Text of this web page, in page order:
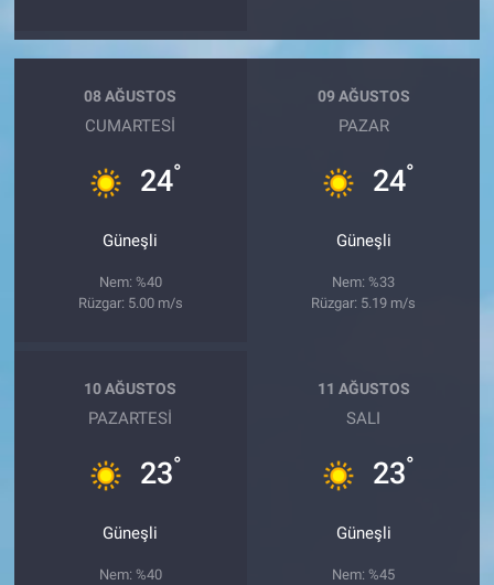
08 AĞUSTOS
CUMARTESI
24°
Güneşli
Nem: %40
Rüzgar: 5.00 m/s
09 AĞUSTOS
PAZAR
24°
Güneşli
Nem: %33
Rüzgar: 5.19 m/s
10 AĞUSTOS
PAZARTESI
23°
Güneşli
Nem: %40
11 AĞUSTOS
SALI
23°
Güneşli
Nem: %45